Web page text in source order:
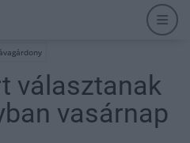
választanak
vasárnap